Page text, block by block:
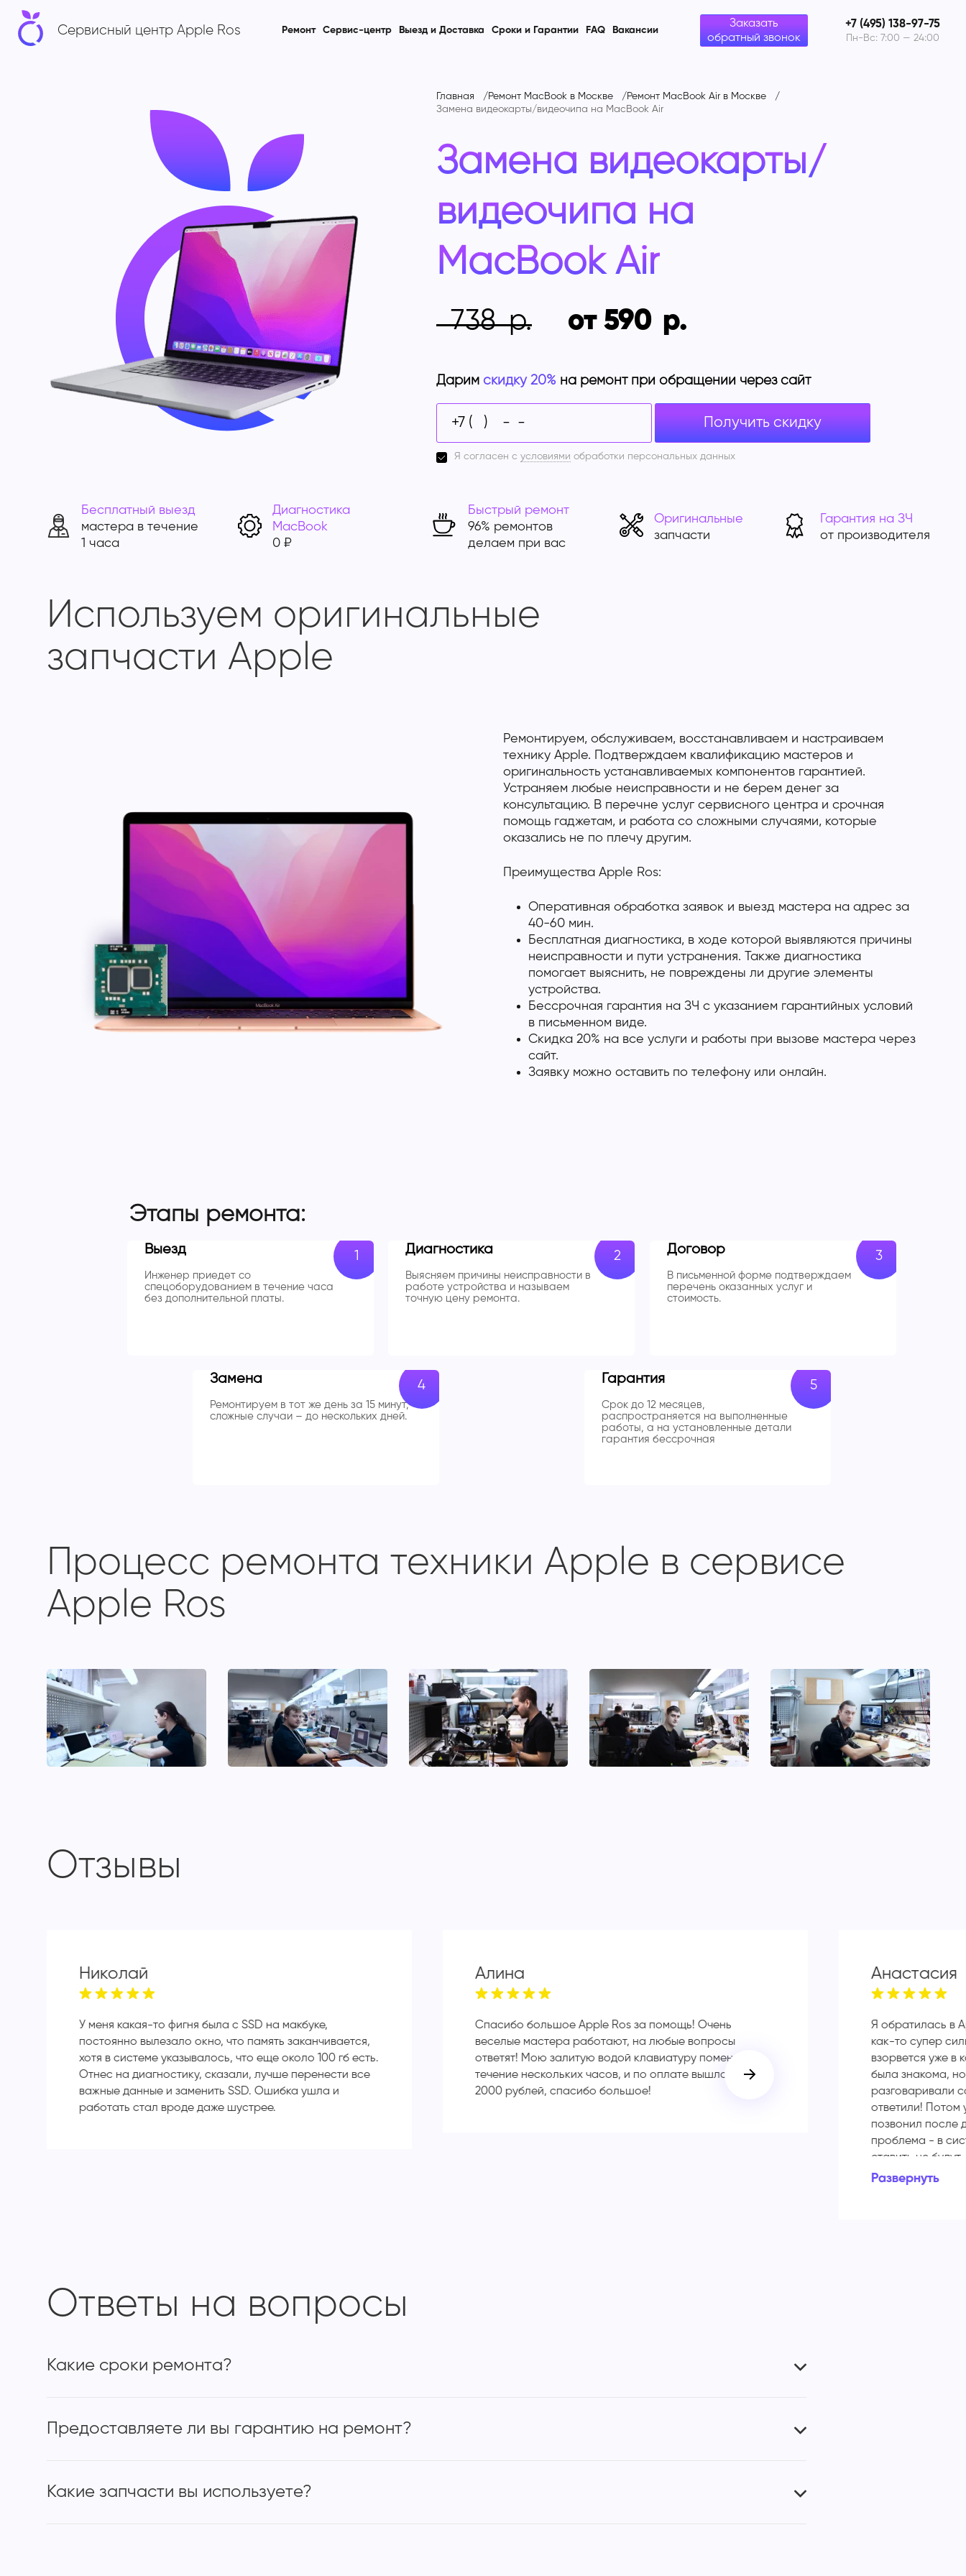
Сервисный центр Apple Ros Ремонт Сервис-центр Выезд и Доставка Сроки и Гарантии FAQ Вакансии
Заказать
обратный звонок
+7 (495) 138-97-75
Пн-Вс: 7:00 — 24:00
Главная Ремонт MacBook в Москве
Ремонт MacBook Air в Москве
Замена видеокарты/видеочипа на MacBook Air
Замена видеокарты/
видеочипа на
MacBook Air
738 от 590
Дарим скидку 20% на ремонт при обращении через сайт
Получить скидку
Я согласен с условиями обработки персональных данных
Бесплатный выезд
мастера в течение
1 часа
Диагностика
MacBook
0 ₽
Быстрый ремонт
96% ремонтов
делаем при вас
Оригинальные
запчасти
Гарантия на ЗЧ
от производителя
Используем оригинальные
запчасти Apple
Ремонтируем, обслуживаем, восстанавливаем и настраиваем
технику Apple. Подтверждаем квалификацию мастеров и
оригинальность устанавливаемых компонентов гарантией.
Устраняем любые неисправности и не берем денег за
консультацию. В перечне услуг сервисного центра и срочная
помощь гаджетам, и работа со сложными случаями, которые
оказались не по плечу другим.
Преимущества Apple Ros:
Оперативная обработка заявок и выезд мастера на адрес за
40-60 мин.
Бесплатная диагностика, в ходе которой выявляются причины
неисправности и пути устранения. Также диагностика
помогает выяснить, не повреждены ли другие элементы
устройства.
Бессрочная гарантия на ЗЧ с указанием гарантийных условий
в письменном виде.
Скидка 20% на все услуги и работы при вызове мастера через
сайт.
Заявку можно оставить по телефону или онлайн.
Этапы ремонта:
Выезд
Инженер приедет со
спецоборудованием в течение часа
без дополнительной платы.
Диагностика
Выясняем причины неисправности в
работе устройства и называем
точную цену ремонта.
Договор
В письменной форме подтверждаем
перечень оказанных услуг и
стоимость.
Замена
Ремонтируем в тот же день за 15 минут,
сложные случаи – до нескольких дней.
Гарантия
Срок до 12 месяцев,
распространяется на выполненные
работы, а на установленные детали
гарантия бессрочная
Процесс ремонта техники Apple в сервисе
Apple Ros
Отзывы
Николай
У меня какая-то фигня была с SSD на макбуке,
постоянно вылезало окно, что память заканчивается,
хотя в системе указывалось, что еще около 100 гб есть.
Отнес на диагностику, сказали, лучше перенести все
важные данные и заменить SSD. Ошибка ушла и
работать стал вроде даже шустрее.
Алина
Спасибо большое Apple Ros за помощь! Очень
веселые мастера работают, на любые вопросы
ответят! Мою залитую водой клавиатуру поменяли в
течение нескольких часов, и по оплате вышло всего
2000 рублей, спасибо большое!
Анастасия
Я обратилась в
как-то супер
взорвется уже в
была знакома,
разговаривали
ответили! Потом
позвонил после
проблема - в
ставить не
старую, которая
Развернуть
Ответы на вопросы
Какие сроки ремонта?
Предоставляете ли вы гарантию на ремонт?
Какие запчасти вы используете?